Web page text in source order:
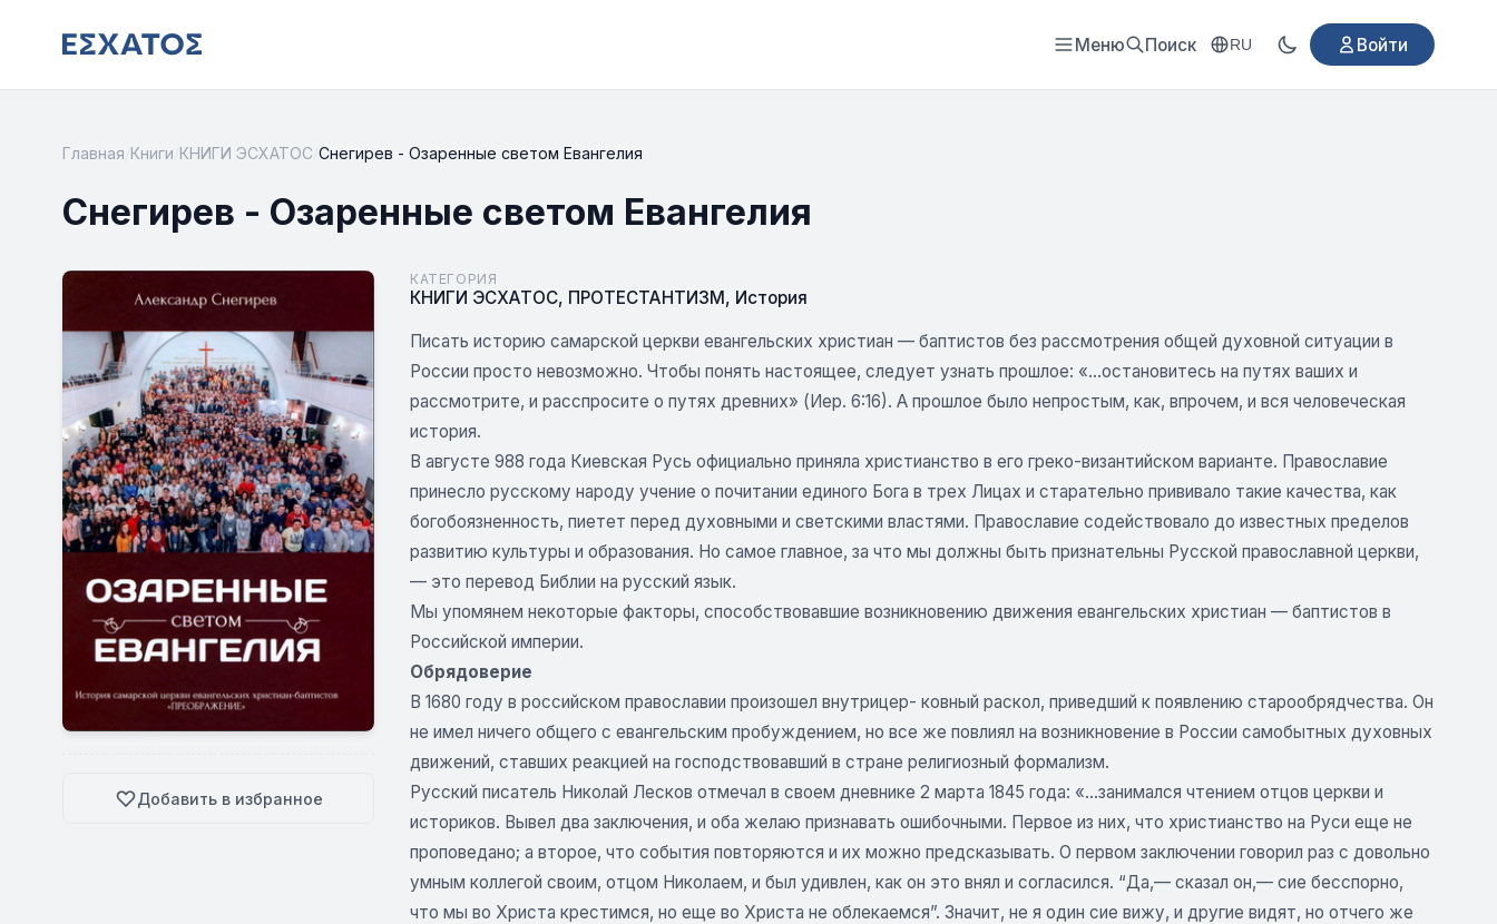
Меню Поиск RU Войти
Главная Книги КНИГИ ЭСХАТОС Снегирев - Озаренные светом Евангелия
Снегирев - Озаренные светом Евангелия
Добавить в избранное
КАТЕГОРИЯ
КНИГИ ЭСХАТОС, ПРОТЕСТАНТИЗМ, История
Писать историю самарской церкви евангельских христиан — баптистов без рассмотрения общей духовной ситуации в
России просто невозможно. Чтобы понять настоящее, следует узнать прошлое: «...остановитесь на путях ваших и
рассмотрите, и расспросите о путях древних» (Иер. 6:16). А прошлое было непростым, как, впрочем, и вся человеческая
история.
В августе 988 года Киевская Русь официально приняла христианство в его греко-византийском варианте. Православие
принесло русскому народу учение о почитании единого Бога в трех Лицах и старательно прививало такие качества, как
богобоязненность, пиетет перед духовными и светскими властями. Православие содействовало до известных пределов
развитию культуры и образования. Но самое главное, за что мы должны быть признательны Русской православной церкви,
— это перевод Библии на русский язык.
Мы упомянем некоторые факторы, способствовавшие возникновению движения евангельских христиан — баптистов в
Российской империи.
Обрядоверие
В 1680 году в российском православии произошел внутрицер- ковный раскол, приведший к появлению старообрядчества. Он
не имел ничего общего с евангельским пробуждением, но все же повлиял на возникновение в России самобытных духовных
движений, ставших реакцией на господствовавший в стране религиозный формализм.
Русский писатель Николай Лесков отмечал в своем дневнике 2 марта 1845 года: «...занимался чтением отцов церкви и
историков. Вывел два заключения, и оба желаю признавать ошибочными. Первое из них, что христианство на Руси еще не
проповедано; а второе, что события повторяются и их можно предсказывать. О первом заключении говорил раз с довольно
умным коллегой своим, отцом Николаем, и был удивлен, как он это внял и согласился. “Да,— сказал он,— сие бесспорно,
что мы во Христа крестимся, но еще во Христа не облекаемся”. Значит, не я один сие вижу, и другие видят, но отчего же